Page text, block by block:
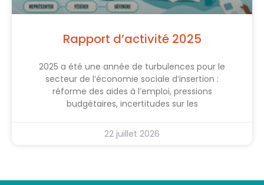
Rapport d’activité 2025
2025 a été une année de turbulences pour le
secteur de l’économie sociale d’insertion :
réforme des aides à l’emploi, pressions
budgétaires, incertitudes sur les
22 juillet 2026